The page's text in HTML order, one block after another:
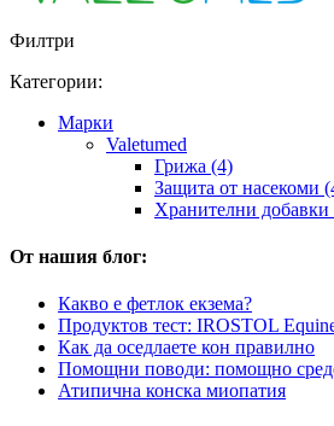
Филтри
Категории:
Марки
Valetumed
Грижа (4)
Защита от насекоми
Хранителни добавки
От нашия блог:
Какво е фетлок екзема?
Продуктов тест: IROSTOL
Как да оседлаете кон правилно
Помощни поводи: помощно
Атипична конска миопатия